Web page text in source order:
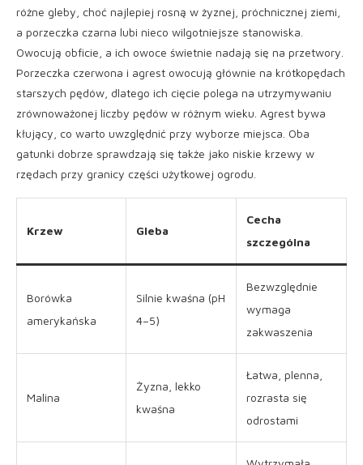
różne gleby, choć najlepiej rosną w żyznej, próchnicznej ziemi,
a porzeczka czarna lubi nieco wilgotniejsze stanowiska.
Owocują obficie, a ich owoce świetnie nadają się na przetwory.
Porzeczka czerwona i agrest owocują głównie na krótkopędach
starszych pędów, dlatego ich cięcie polega na utrzymywaniu
zrównoważonej liczby pędów w różnym wieku. Agrest bywa
kłujący, co warto uwzględnić przy wyborze miejsca. Oba
gatunki dobrze sprawdzają się także jako niskie krzewy w
rzędach przy granicy części użytkowej ogrodu.
Krzew Gleba
Cecha
szczególna
Borówka
amerykańska
Silnie kwaśna (pH
4–5)
Bezwzględnie
wymaga
zakwaszenia
Malina
Żyzna, lekko
kwaśna
Łatwa, plenna,
rozrasta się
odrostami